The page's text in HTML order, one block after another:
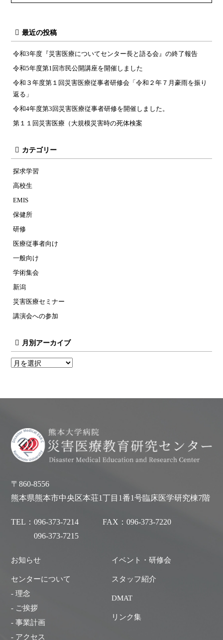
最近の投稿
令和3年度『災害医療についてセンター長と語る会』の終了報告
令和5年度第1回市民公開講座を開催しました
令和３年度第１回災害医療従事者研修会「令和２年７月豪雨を振り
返る」
令和4年度第3回災害医療従事者研修を開催しました。
第１１回災害医療（大規模災害時の死体検案
カテゴリー
探求学習
高校生
EMIS
保健所
研修
医療従事者向け
一般向け
学術集会
新潟
災害医療セミナー
講演会への参加
月別アーカイブ
〒860-8556
熊本県熊本市中央区本荘1丁目1番1号臨床医学研究棟7階
TEL：096-373-7214
096-373-7215
FAX：096-373-7220
お知らせ
センターについて
- 理念
- ご挨拶
- 事業計画
- アクセス
イベント・研修会
スタッフ紹介
DMAT
リンク集